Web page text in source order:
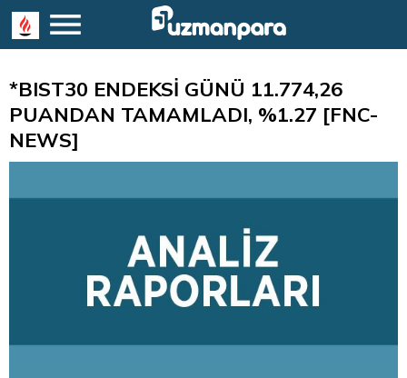
*BIST30 ENDEKSİ GÜNÜ 11.774,26
PUANDAN TAMAMLADI, %1.27 [FNC-
NEWS]